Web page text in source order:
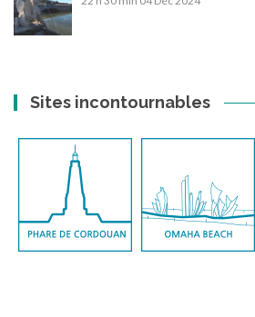
Sites incontournables